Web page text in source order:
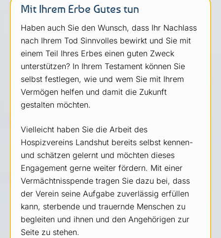
Mit Ihrem Erbe Gutes tun
Haben auch Sie den Wunsch, dass Ihr Nachlass
nach Ihrem Tod Sinnvolles bewirkt und Sie mit
einem Teil Ihres Erbes einen guten Zweck
unterstützen? In Ihrem Testament können Sie
selbst festlegen, wie und wem Sie mit Ihrem
Vermögen helfen und damit die Zukunft
gestalten möchten.
Vielleicht haben Sie die Arbeit des
Hospizvereins Landshut bereits selbst kennen-
und schätzen gelernt und möchten dieses
Engagement gerne weiter fördern. Mit einer
Vermächtnisspende tragen Sie dazu bei, dass
der Verein seine Aufgabe zuverlässig erfüllen
kann, sterbende und trauernde Menschen zu
begleiten und ihnen und den Angehörigen zur
Seite zu stehen.